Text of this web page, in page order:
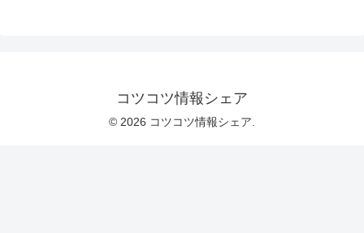
コツコツ情報シェア
© 2026 コツコツ情報シェア.